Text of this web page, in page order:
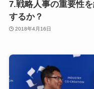
7.戦略人事の重要性
するか？
2018年4月16日